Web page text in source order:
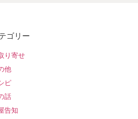
ゴリー
り寄せ
他
ピ
話
告知